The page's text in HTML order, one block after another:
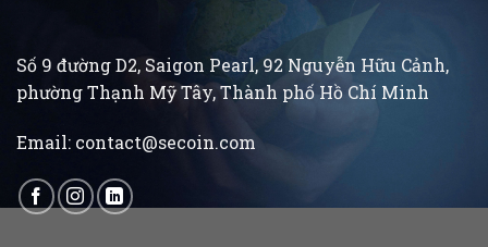
Số 9 đường D2, Saigon Pearl, 92 Nguyễn Hữu Cảnh,
phường Thạnh Mỹ Tây, Thành phố Hồ Chí Minh
Email: contact@secoin.com